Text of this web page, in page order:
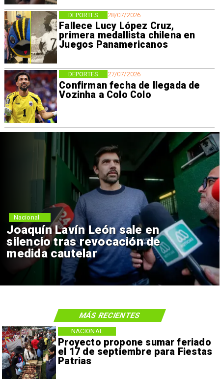
28/07/2026
Fallece Lucy López Cruz,
primera medallista chilena en
Juegos Panamericanos
DEPORTES
27/07/2026
Confirman fecha de llegada de
Vozinha a Colo Colo
DEPORTES
Chile y Venezuela formalizan
reinicio de relaciones
consulares
Nacional
Proyecto propone sumar feriado
el 17 de septiembre para Fiestas
Patrias
NACIONAL
MÁS RECIENTES